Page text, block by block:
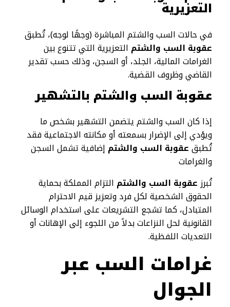
التعزيرية
في حالات السب والشتم المباشرة (وجهًا لوجه)، تُطبق
عقوبة السب والشتم التعزيرية التي تتنوع بين
الغرامات المالية، الجلد، أو السجن، وذلك حسب تقدير
القاضي وظروف القضية.
عقوبة السب والشتم بالتشهير
إذا كان السب والشتم يتضمن التشهير بشخص ما
ويؤدي إلى الإضرار بسمعته أو مكانته الاجتماعية فقد
تُطبقعقوبة السب والشتم إضافية تشمل السجن
والغرامات
تُبرزعقوبة السب والشتم التزام المملكة بحماية
الحقوق الشخصية لكل فرد وتعزيز قيم الاحترام
المتبادل، كما تشجع التشريعات على استخدام الوسائل
القانونية لحل النزاعات بدلاً من اللجوء إلى الإهانات أو
التعديات اللفظية.
غرامات السب عبر
الجوال